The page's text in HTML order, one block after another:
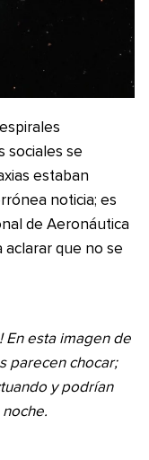
sociales se
estaban
noticia; es
de Aeronáutica
aclarar que no se
En esta imagen de
parecen chocar;
y podrían